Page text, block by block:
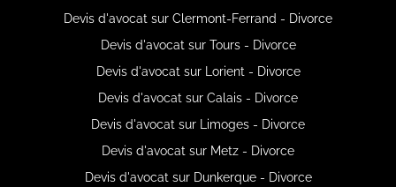
Devis d'avocat sur Clermont-Ferrand - Divorce
Devis d'avocat sur Tours - Divorce
Devis d'avocat sur Lorient - Divorce
Devis d'avocat sur Calais - Divorce
Devis d'avocat sur Limoges - Divorce
Devis d'avocat sur Metz - Divorce
Devis d'avocat sur Dunkerque - Divorce